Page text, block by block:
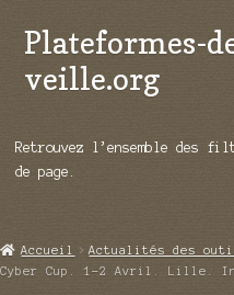
Aller
à
la
Aller
au
contenu
Plateformes-
veille.org
Répertoire d’ouitils
Démos vidéos
Retrouvez l’ensemble des
de page.
Accueil Actualités des
Cyber Cup. 1-2 Avril. Lille. In